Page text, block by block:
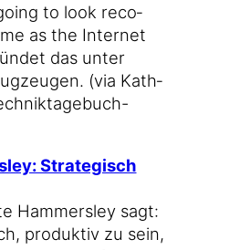
to look reco­
as the Inter­net
das unter
(via Kath­
Stra­te­gisch
Ham­mers­ley sagt:
pro­duk­tiv zu sein,